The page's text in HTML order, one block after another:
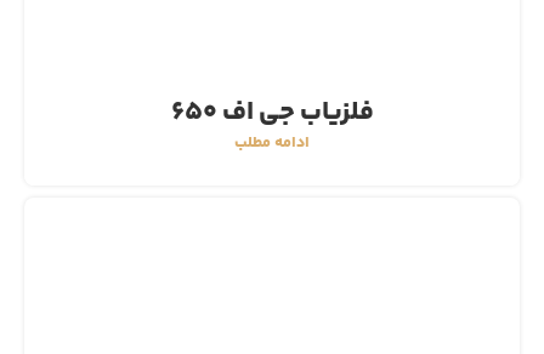
فلزیاب جی اف 650
ادامه مطلب